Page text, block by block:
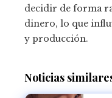
decidir de forma
dinero, lo que
y producción.
Noticias